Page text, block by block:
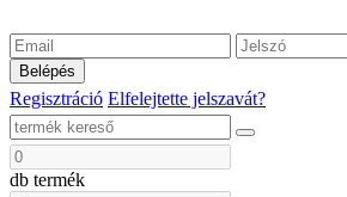
Belépés
Regisztráció Elfelejtette jelszavát?
db termék